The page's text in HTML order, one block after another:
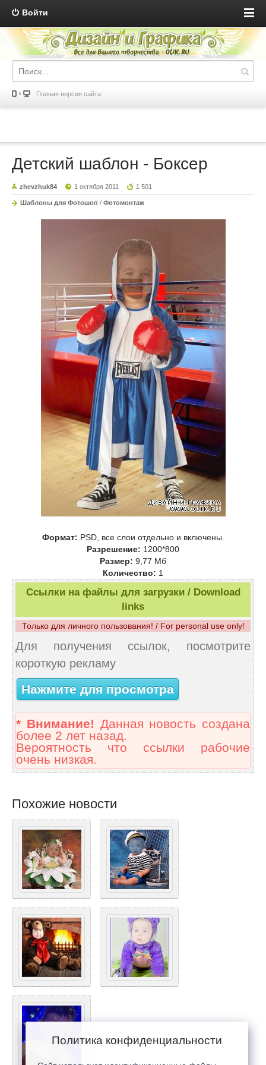
Войти
Полная версия сайта
Детский шаблон - Боксер
zhevzhuk84 1 октября 2011 1 501
Шаблоны для Фотошоп / Фотомонтаж
Формат: PSD, все слои отдельно и включены.
Разрешение: 1200*800
Размер: 9,77 Mб
Количество: 1
Ссылки на файлы для загрузки / Download
links
Только для личного пользования! / For personal use only!
Для получения ссылок, посмотрите
короткую рекламу
Нажмите для просмотра
* Внимание! Данная новость создана
более 2 лет назад.
Вероятность что ссылки рабочие
очень низкая.
Похожие новости
Политика конфиденциальности